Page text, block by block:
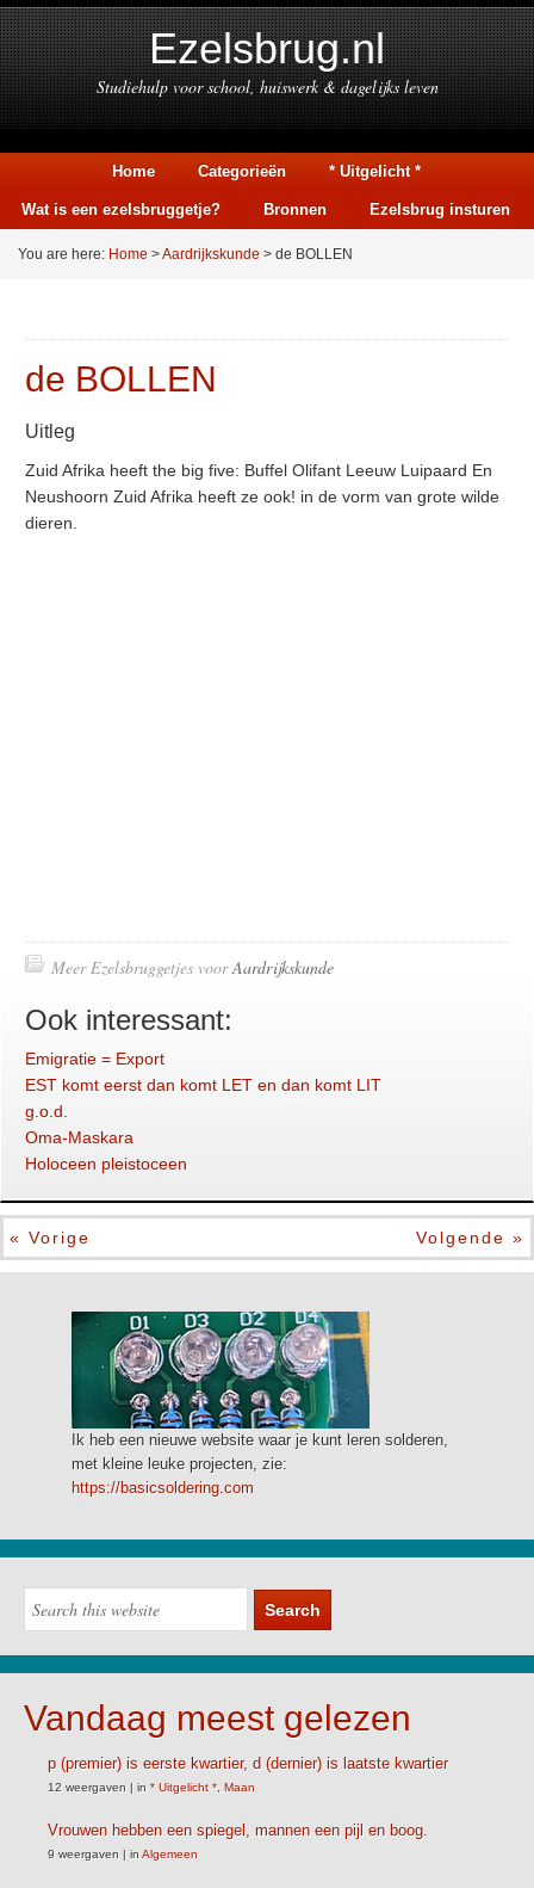
Ezelsbrug.nl
Studiehulp voor school, huiswerk & dagelijks leven
Home Categorieën * Uitgelicht *
Wat is een ezelsbruggetje? Bronnen Ezelsbrug insturen
You are here: Home >Aardrijkskunde > de BOLLEN
de BOLLEN
Uitleg
Zuid Afrika heeft the big five: Buffel Olifant Leeuw Luipaard En
Neushoorn Zuid Afrika heeft ze ook! in de vorm van grote wilde
dieren.
Meer Ezelsbruggetjes voorAardrijkskunde
Ook interessant:
Emigratie = Export
EST komt eerst dan komt LET en dan komt LIT
g.o.d.
Oma-Maskara
Holoceen pleistoceen
« Vorige Volgende »
Ik heb een nieuwe website waar je kunt leren solderen,
met kleine leuke projecten, zie:
https://basicsoldering.com
Vandaag meest gelezen
p (premier) is eerste kwartier, d (dernier) is laatste kwartier
12 weergaven | in * Uitgelicht * Maan
Vrouwen hebben een spiegel, mannen een pijl en boog.
9 weergaven | in Algemeen